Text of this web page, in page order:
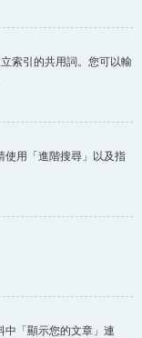
索引的共用詞。您可以輸
使用「進階搜尋」以及指
中「顯示您的文章」連